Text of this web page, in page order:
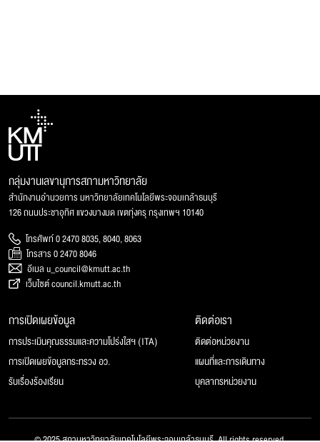
กลุ่มงานเลขานุการสภามหาวิทยาลัย
สำนักงานอำนวยการ มหาวิทยาลัยเทคโนโลยีพระจอมเกล้าธนบุรี
126 ถนนประชาอุทิศ แขวงบางมด เขตทุ่งครุ กรุงเทพฯ 10140
โทรศัพท์ 0 2470 8035, 8040, 8063
โทรสาร 0 2470 8046
อีเมล u_council@kmutt.ac.th
เว็บไซต์ council.kmutt.ac.th
การเปิดเผยข้อมูล
การประเมินคุณธรรมและความโปร่งใสฯ (ITA)
การเปิดเผยข้อมูลกระทรวง อว.
รับเรื่องร้องเรียน
ติดต่อเรา
ติดต่อหน่วยงาน
แผนที่และการเดินทาง
บุคลากรหน่วยงาน